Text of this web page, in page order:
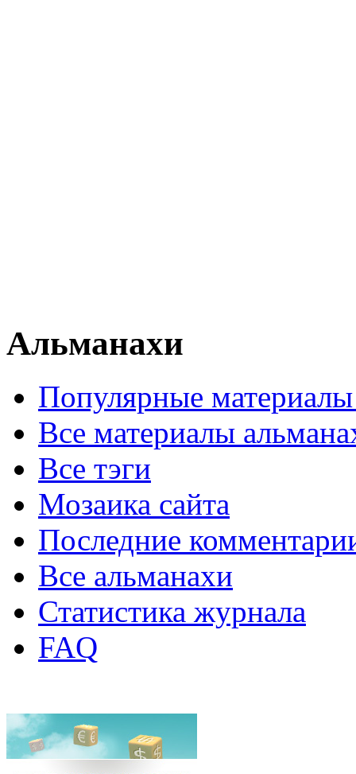
Альманахи
Популярные
Все материалы
Все тэги
Мозаика сайта
Последние
Все альманахи
Статистика журнала
FAQ